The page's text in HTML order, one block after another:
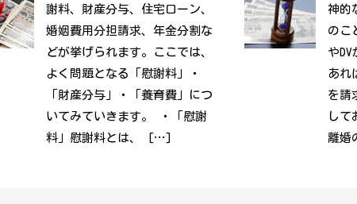
謝料、財産分与、住宅ローン、
婚姻費用分担請求、年金分割な
どが挙げられます。ここでは、
よく問題となる「慰謝料」・
「財産分与」・「養育費」につ
いてみていきます。 ・「慰謝
料」慰謝料とは、 […]
神的
のこ
や
あれ
を請
して
離婚